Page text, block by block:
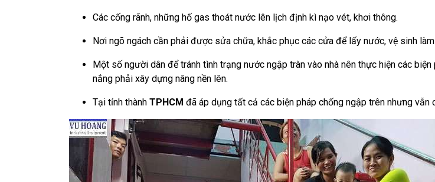
Các cống rãnh, những hố gas thoát nước lên lịch định kì nạo vét, khơi thông.
Nơi ngõ ngách cần phải được sửa chữa, khắc phục các cửa để lấy nước, vệ sinh
Một số người dân để tránh tình trạng nước ngập tràn vào nhà nên thực hiện các
nắng phải xây dựng nâng nền lên.
Tại tỉnh thành TPHCM đã áp dụng tất cả các biện pháp chống ngập trên nhưng